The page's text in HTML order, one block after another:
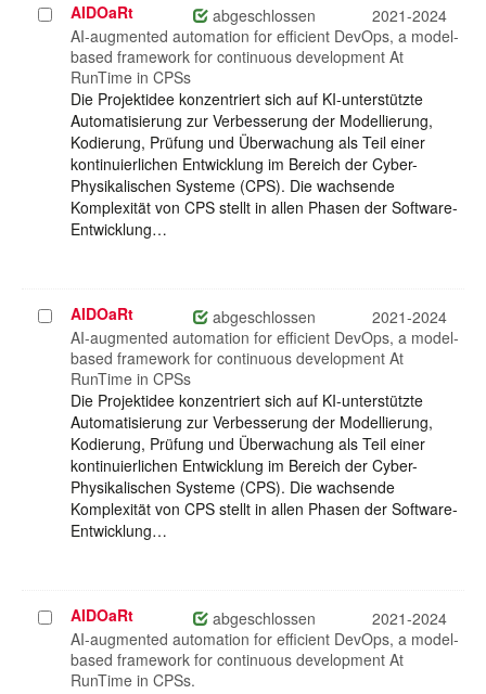
Projekt
auswählen
AIDOaRt abgeschlossen
2021-2024
AI-augmented automation for efficient DevOps, a model-
based framework for continuous development At
RunTime in CPSs
Die Projektidee konzentriert sich auf KI-unterstützte
Automatisierung zur Verbesserung der Modellierung,
Kodierung, Prüfung und Überwachung als Teil einer
kontinuierlichen Entwicklung im Bereich der Cyber-
Physikalischen Systeme (CPS). Die wachsende
Komplexität von CPS stellt in allen Phasen der Software-
Entwicklung…
Projekt
auswählen
AIDOaRt abgeschlossen
2021-2024
AI-augmented automation for efficient DevOps, a model-
based framework for continuous development At
RunTime in CPSs
Die Projektidee konzentriert sich auf KI-unterstützte
Automatisierung zur Verbesserung der Modellierung,
Kodierung, Prüfung und Überwachung als Teil einer
kontinuierlichen Entwicklung im Bereich der Cyber-
Physikalischen Systeme (CPS). Die wachsende
Komplexität von CPS stellt in allen Phasen der Software-
Entwicklung…
Projekt
auswählen
AIDOaRt abgeschlossen
2021-2024
AI-augmented automation for efficient DevOps, a model-
based framework for continuous development At
RunTime in CPSs.